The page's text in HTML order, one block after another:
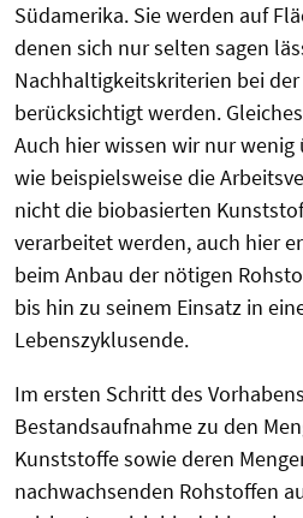
Südamerika. Sie werden auf
denen sich nur selten sagen
Nachhaltigkeitskriterien bei
berücksichtigt werden.
Auch hier wissen wir nur
wie beispielsweise die
nicht die biobasierten
verarbeitet werden, auch hier
beim Anbau der nötigen
bis hin zu seinem Einsatz in
Lebenszyklusende.
Im ersten Schritt des
Bestandsaufnahme zu den
Kunststoffe sowie deren
nachwachsenden Rohstoffen